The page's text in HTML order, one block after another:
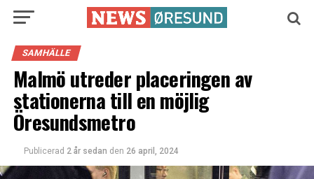
SAMHÄLLE
Malmö utreder placeringen av
stationerna till en möjlig
Öresundsmetro
Publicerad 2 år sedan den 26 april, 2024